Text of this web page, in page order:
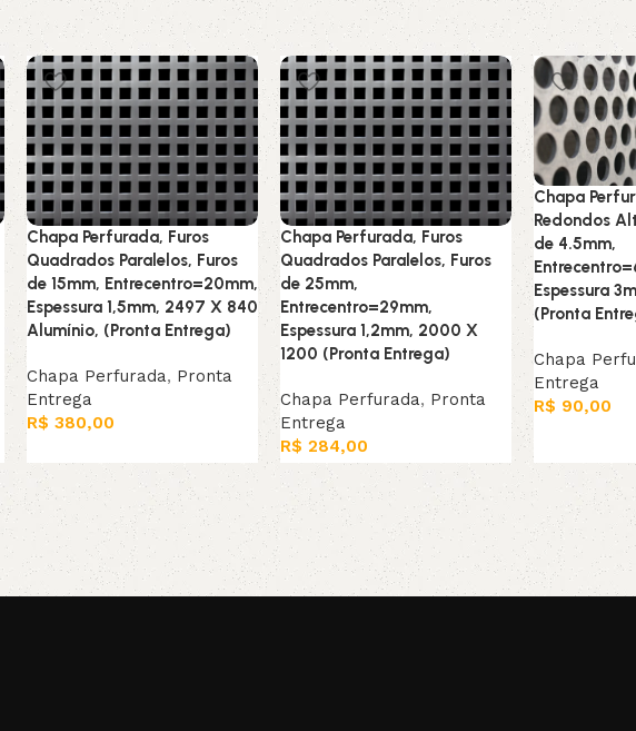
Chapa Perfurada, Furos
Quadrados Paralelos, Furos
de 15mm, Entrecentro=20mm,
Espessura 1,5mm, 2497 X 840
Alumínio, (Pronta Entrega)
Chapa Perfurada, Pronta
Entrega
R$ 380,00
Chapa Perfurada, Furos
Quadrados Paralelos, Furos
de 25mm,
Entrecentro=29mm,
Espessura 1,2mm, 2000 X
1200 (Pronta Entrega)
Chapa Perfurada, Pronta
Entrega
R$ 284,00
Adicionar ao carrinho
Chapa
Redondos
de 4.5mm,
Espessura
(Pronta
Chapa
Entrega
R$ 90,00